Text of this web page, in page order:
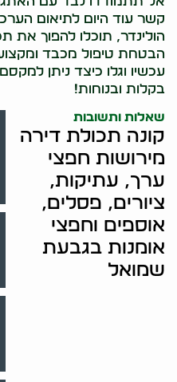
קשר עוד היום לתיאום
הולינדר, תוכלו להפוך את
הבטחת טיפול מכבד
עכשיו וגלו כיצד ניתן
בקלות ובנוחות!
שאלות ותשובות
קונה תכולת דירה
מירושות חפצי
ערך, עתיקות,
ציורים, פסלים,
אוספים וחפצי
אומנות בגבעת
שמואל